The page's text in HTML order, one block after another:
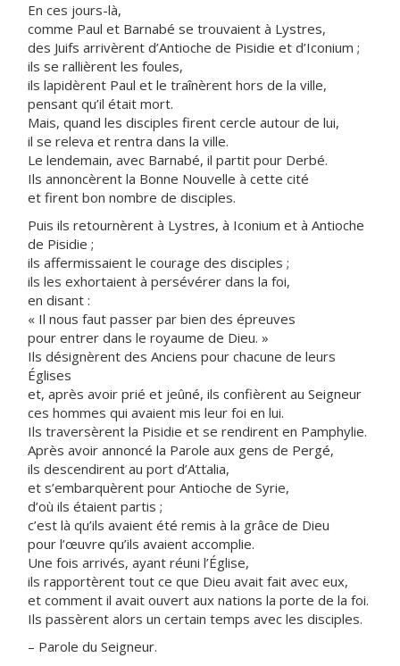
En ces jours-là,
comme Paul et Barnabé se trouvaient à Lystres,
des Juifs arrivèrent d’Antioche de Pisidie et d’Iconium ;
ils se rallièrent les foules,
ils lapidèrent Paul et le traînèrent hors de la ville,
pensant qu’il était mort.
Mais, quand les disciples firent cercle autour de lui,
il se releva et rentra dans la ville.
Le lendemain, avec Barnabé, il partit pour Derbé.
Ils annoncèrent la Bonne Nouvelle à cette cité
et firent bon nombre de disciples.
Puis ils retournèrent à Lystres, à Iconium et à Antioche
de Pisidie ;
ils affermissaient le courage des disciples ;
ils les exhortaient à persévérer dans la foi,
en disant :
« Il nous faut passer par bien des épreuves
pour entrer dans le royaume de Dieu. »
Ils désignèrent des Anciens pour chacune de leurs
Églises
et, après avoir prié et jeûné, ils confièrent au Seigneur
ces hommes qui avaient mis leur foi en lui.
Ils traversèrent la Pisidie et se rendirent en Pamphylie.
Après avoir annoncé la Parole aux gens de Pergé,
ils descendirent au port d’Attalia,
et s’embarquèrent pour Antioche de Syrie,
d’où ils étaient partis ;
c’est là qu’ils avaient été remis à la grâce de Dieu
pour l’œuvre qu’ils avaient accomplie.
Une fois arrivés, ayant réuni l’Église,
ils rapportèrent tout ce que Dieu avait fait avec eux,
et comment il avait ouvert aux nations la porte de la foi.
Ils passèrent alors un certain temps avec les disciples.
– Parole du Seigneur.